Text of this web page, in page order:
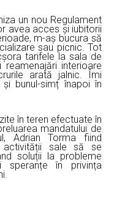
un nou Regulament
avea acces și iubitorii
m-aș bucura să
sau picnic. Tot
tarifele la sala de
interioare
arată jalnic. Îmi
bunul-simț înapoi în
în teren efectuate în
mandatului de
Adrian Torma fiind
sale să se
soluții la probleme
speranțe în privința